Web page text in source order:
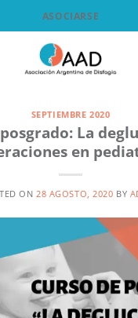
ASOCIARSE
SEPTIEMBRE 2020
La
en
ON 28 AGOSTO, 2020 BY